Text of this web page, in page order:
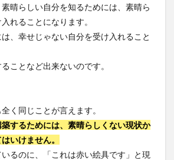
晴らしい自分を知るためには、素晴ら
れることになります。
、幸せじゃない自分を受け入れること
ことなど出来ないのです。
く同じことが言えます。
するためには、素晴らしくない現状か
いけません。
るのに、「これは赤い絵具です」と現